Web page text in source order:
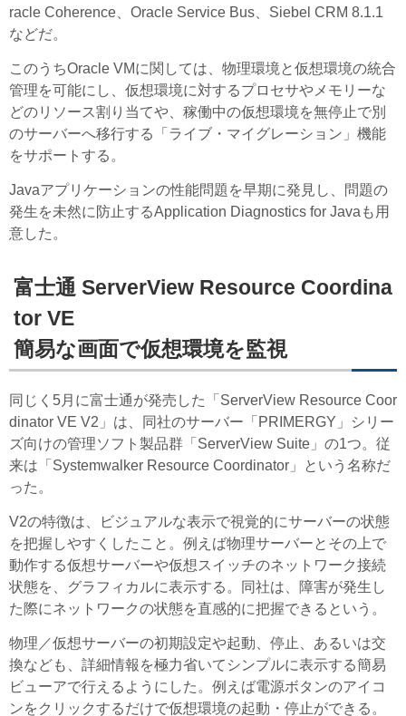
racle Coherence、Oracle Service Bus、Siebel CRM 8.1.1
などだ。
このうちOracle VMに関しては、物理環境と仮想環境の統合
管理を可能にし、仮想環境に対するプロセサやメモリーな
どのリソース割り当てや、稼働中の仮想環境を無停止で別
のサーバーへ移行する「ライブ・マイグレーション」機能
をサポートする。
Javaアプリケーションの性能問題を早期に発見し、問題の
発生を未然に防止するApplication Diagnostics for Javaも用
意した。
富士通 ServerView Resource Coordina
tor VE
簡易な画面で仮想環境を監視
同じく5月に富士通が発売した「ServerView Resource Coor
dinator VE V2」は、同社のサーバー「PRIMERGY」シリー
ズ向けの管理ソフト製品群「ServerView Suite」の1つ。従
来は「Systemwalker Resource Coordinator」という名称だ
った。
V2の特徴は、ビジュアルな表示で視覚的にサーバーの状態
を把握しやすくしたこと。例えば物理サーバーとその上で
動作する仮想サーバーや仮想スイッチのネットワーク接続
状態を、グラフィカルに表示する。同社は、障害が発生し
た際にネットワークの状態を直感的に把握できるという。
物理／仮想サーバーの初期設定や起動、停止、あるいは交
換なども、詳細情報を極力省いてシンプルに表示する簡易
ビューアで行えるようにした。例えば電源ボタンのアイコ
ンをクリックするだけで仮想環境の起動・停止ができる。